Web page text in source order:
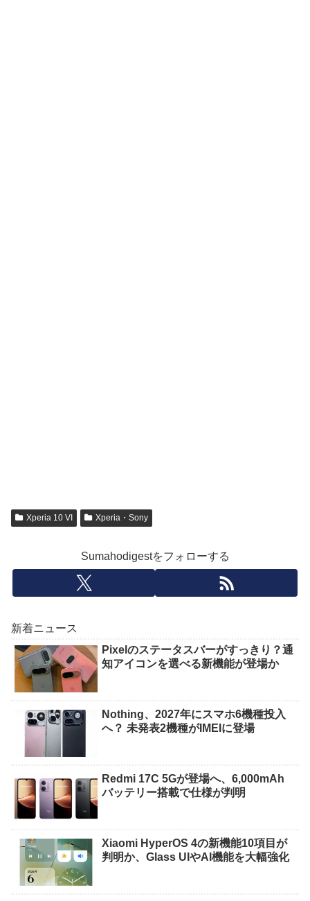
Xperia 10 VI Xperia・Sony
Sumahodigestをフォローする
新着ニュース
Pixelのステータスバーがすっきり？通
知アイコンを選べる新機能が登場か
Nothing、2027年にスマホ6機種投入
へ？ 未発表2機種がIMEIに登場
Redmi 17C 5Gが登場へ、6,000mAh
バッテリー搭載で仕様が判明
Xiaomi HyperOS 4の新機能10項目が
判明か、Glass UIやAI機能を大幅強化